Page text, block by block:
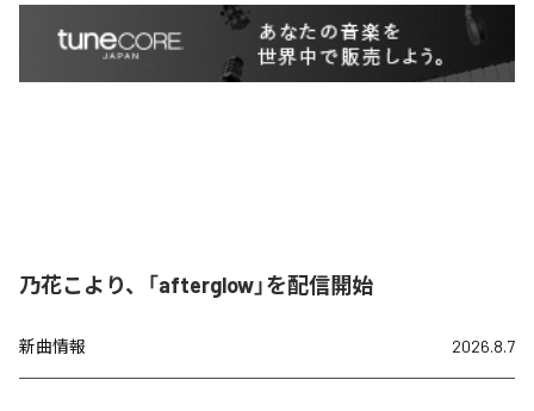
乃花こより、「afterglow」を配信開始
新曲情報 2026.8.7